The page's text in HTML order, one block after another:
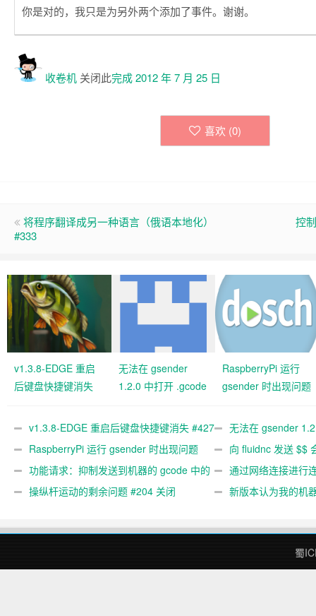
你是对的，我只是为另外两个添加了事件。谢谢。
收卷机 关闭此完成2012 年 7 月 25 日
喜欢 (0)
将程序翻译成另一种语言（俄语本地化）
#333
控
v1.3.8-EDGE 重启
后键盘快捷键消失
无法在 gsender
1.2.0 中打开 .gcode
RaspberryPi 运行
gsender 时出现问题
v1.3.8-EDGE 重启后键盘快捷键消失 #427
关闭
无法在 gsender
#367
RaspberryPi 运行 gsender 时出现问题
#89
向 fluidnc 发送 $$
#473
功能请求：抑制发送到机器的 gcode 中的
gcode 注释。 #444 关闭
通过网络连接进行
操纵杆运动的剩余问题 #204 关闭
新版本认为我的机
蜀